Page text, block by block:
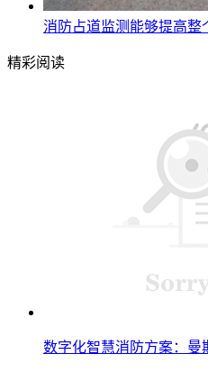
消防占道监测能够提高整
精彩阅读
数字化智慧消防方案：曼